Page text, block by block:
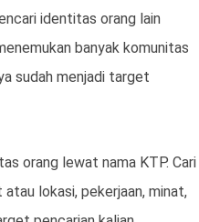
identitas orang lain
banyak komunitas
sudah menjadi target
orang lewat nama KTP. Cari
lokasi, pekerjaan, minat,